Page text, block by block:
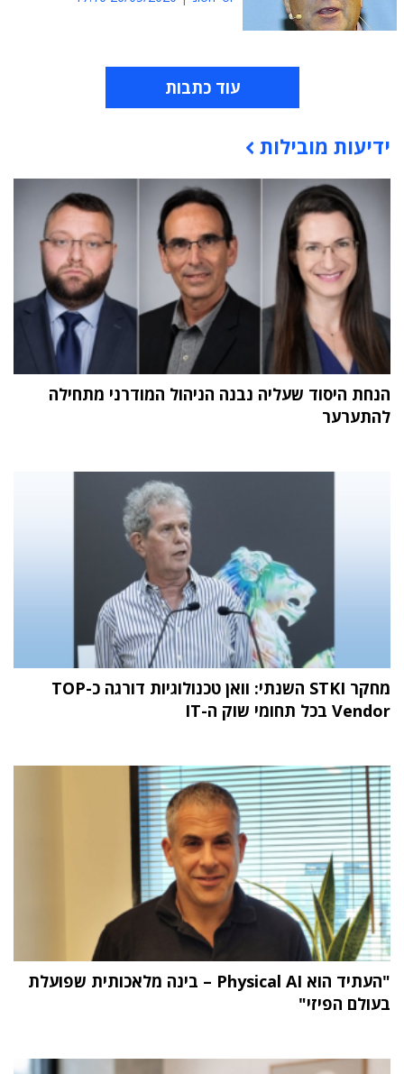
עוד כתבות
תוכן פרסומי
ידיעות מובילות
הנחת היסוד שעליה נבנה הניהול המודרני מתחילה
להתערער
מחקר STKI השנתי: וואן טכנולוגיות דורגה כ-TOP
Vendor בכל תחומי שוק ה-IT
"העתיד הוא Physical AI – בינה מלאכותית שפועלת
בעולם הפיזי"